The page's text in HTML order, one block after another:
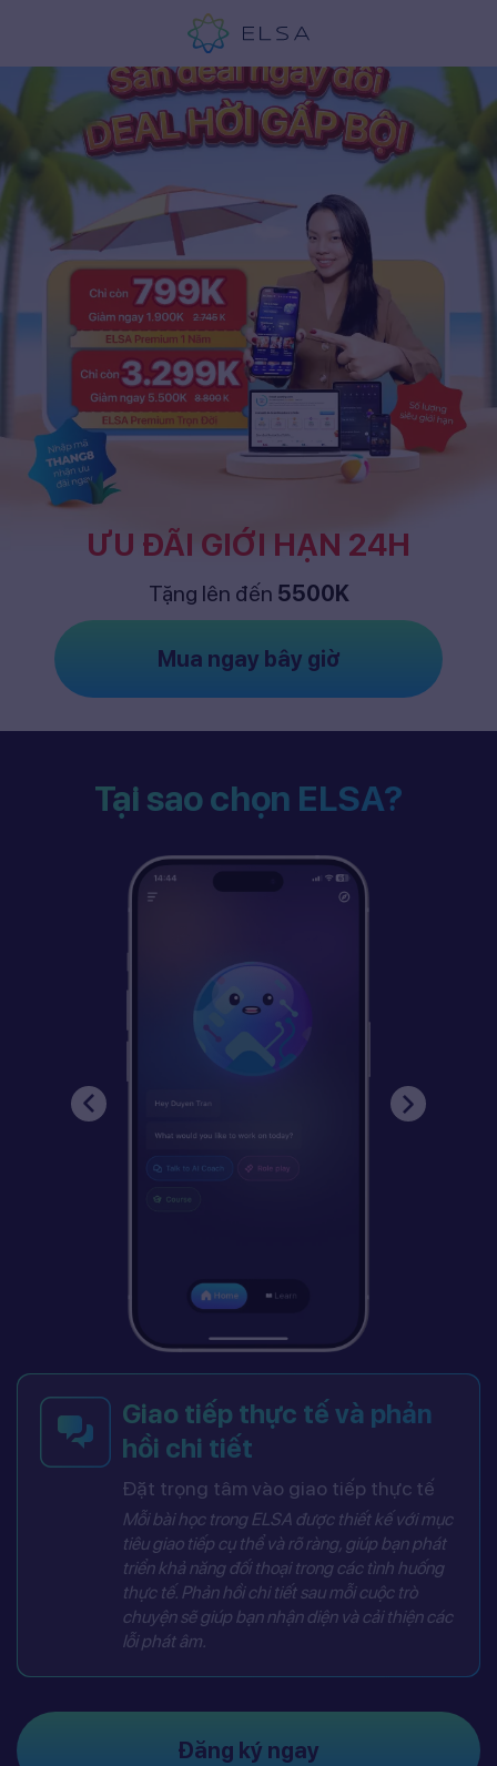
ƯU ĐÃI GIỚI HẠN 24H
Tặng lên đến 5500K
Mua ngay bây giờ
Tại sao chọn ELSA?
Giao tiếp thực tế và phản
hồi chi tiết
Đặt trọng tâm vào giao tiếp thực tế
Mỗi bài học trong ELSA được thiết kế với mục
tiêu giao tiếp cụ thể và rõ ràng, giúp bạn phát
triển khả năng đối thoại trong các tình huống
thực tế. Phản hồi chi tiết sau mỗi cuộc trò
chuyện sẽ giúp bạn nhận diện và cải thiện các
lỗi phát âm.
Đăng ký ngay